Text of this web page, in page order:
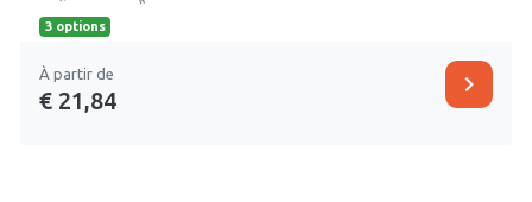
3 options
À partir de
€ 21,84
chevron_right